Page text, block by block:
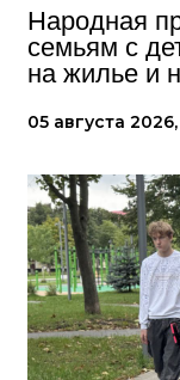
Народная
семьям с
на жилье и
05 августа 2026,